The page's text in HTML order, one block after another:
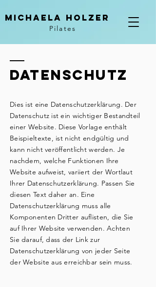
Michaela Holzer
Pilates
DATENSCHUTZ
Dies ist eine Datenschutzerklärung. Der
Datenschutz ist ein wichtiger Bestandteil
einer Website. Diese Vorlage enthält
Beispieltexte, ist nicht endgültig und
kann nicht veröffentlicht werden. Je
nachdem, welche Funktionen Ihre
Website aufweist, variiert der Wortlaut
Ihrer Datenschutzerklärung. Passen Sie
diesen Text daher an. Eine
Datenschutzerklärung muss alle
Komponenten Dritter auflisten, die Sie
auf Ihrer Website verwenden. Achten
Sie darauf, dass der Link zur
Datenschutzerklärung von jeder Seite
der Website aus erreichbar sein muss.